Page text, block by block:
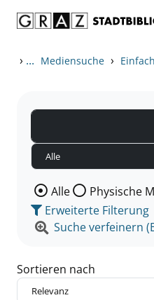
› ... Mediensuche ›
Wählen Sie die
Alle Physische
Erweiterte Filterung
Suche verfeinern
Sortieren nach